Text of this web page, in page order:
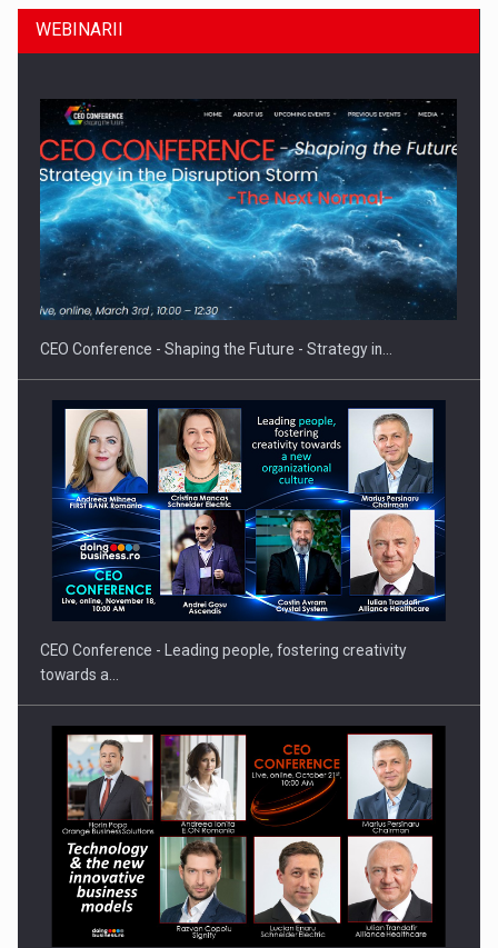
Hard Enduro Piatra Craiului 2026, fueled by benzinariile RO…
Fondul de investitii BoldMind si echipa de management a…
WEBINARII
CEO Conference - Shaping the Future - Strategy in…
CEO Conference - Leading people, fostering creativity
towards a…